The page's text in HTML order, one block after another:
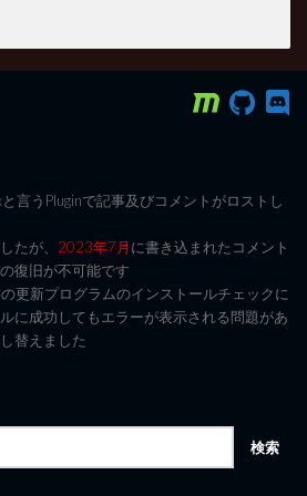
と言うPluginで記事及びコメントがロストし
たが、 2023年7月に書き込まれたコメント
復旧が不可能です
更新プログラムのインストールチェックに
に成功してもエラーが表示される問題があ
替えました